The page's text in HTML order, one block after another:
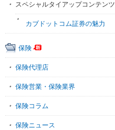
スペシャルタイアップコンテンツ
カブドットコム証券の魅力
保険
保険代理店
保険営業・保険業界
保険コラム
保険ニュース